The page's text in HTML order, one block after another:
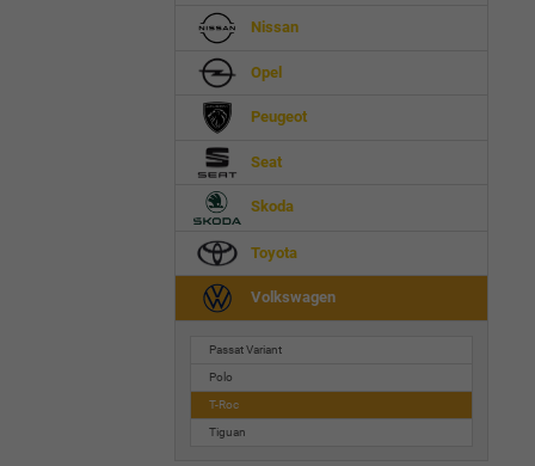
Nissan
Opel
Peugeot
Seat
Skoda
Toyota
Volkswagen
Passat Variant
Polo
T-Roc
Tiguan